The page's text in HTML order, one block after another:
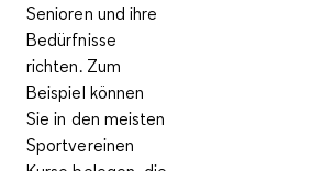
Senioren und ihre
Bedürfnisse
richten. Zum
Beispiel können
Sie in den meisten
Sportvereinen